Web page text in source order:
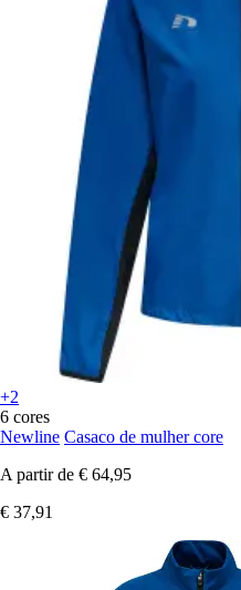
+2
6 cores
Newline Casaco de mulher core
A partir de € 64,95
€ 37,91